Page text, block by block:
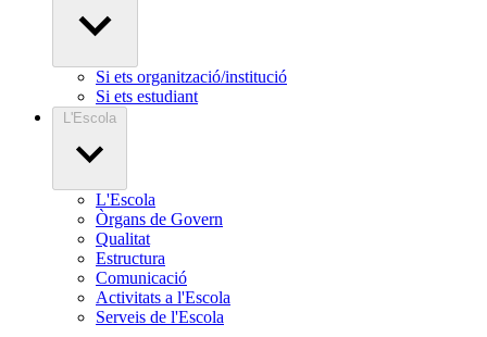
Si ets organització/institució
Si ets estudiant
L'Escola
L'Escola
Òrgans de Govern
Qualitat
Estructura
Comunicació
Activitats a l'Escola
Serveis de l'Escola